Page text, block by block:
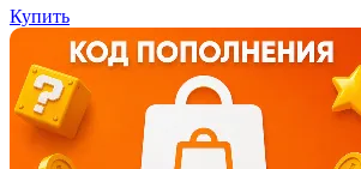
Купить